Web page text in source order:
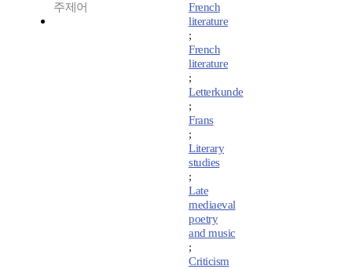
주제어
French
literature
;
French
literature
;
Letterkunde
;
Frans
;
Literary
studies
;
Late
mediaeval
poetry
and music
;
Criticism